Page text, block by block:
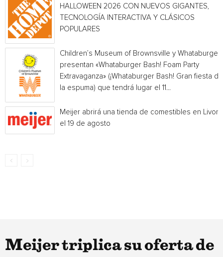
HALLOWEEN 2026 CON NUEVOS GIGANTES,
TECNOLOGÍA INTERACTIVA Y CLÁSICOS
POPULARES
Children’s Museum of Brownsville y Whataburger
presentan «Whataburger Bash! Foam Party
Extravaganza» (¡Whataburger Bash! Gran fiesta de
la espuma) que tendrá lugar el 11...
Meijer abrirá una tienda de comestibles en
el 19 de agosto
Meijer triplica su oferta de